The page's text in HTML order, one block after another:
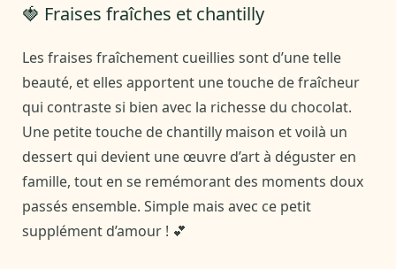
🍓 Fraises fraîches et chantilly
Les fraises fraîchement cueillies sont d’une telle
beauté, et elles apportent une touche de fraîcheur
qui contraste si bien avec la richesse du chocolat.
Une petite touche de chantilly maison et voilà un
dessert qui devient une œuvre d’art à déguster en
famille, tout en se remémorant des moments doux
passés ensemble. Simple mais avec ce petit
supplément d’amour ! 💕